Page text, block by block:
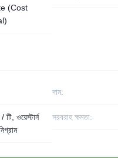
(Cost
দাম:
ওয়েস্টার্ন
সরবরাহ ক্ষমতা: